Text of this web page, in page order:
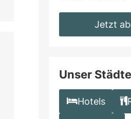
this
Mailadresse:
Jetzt
Unser
Hotels